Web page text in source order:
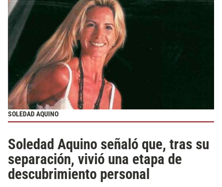
SOLEDAD AQUINO
Soledad Aquino señaló que, tras su
separación, vivió una etapa de
descubrimiento personal